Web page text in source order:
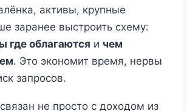
активы, крупные
заранее выстроить схему:
где облагаются и чем
. Это экономит время, нервы
запросов.
не просто с доходом из